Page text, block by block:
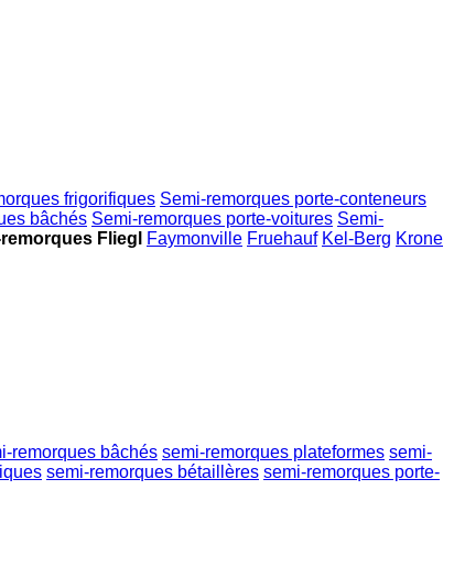
frigorifiques Semi-remorques porte-conteneurs
bâchés Semi-remorques porte-voitures Semi-
Fliegl Faymonville Fruehauf Kel-Berg Krone
remorques bâchés semi-remorques plateformes semi-
semi-remorques bétaillères semi-remorques porte-